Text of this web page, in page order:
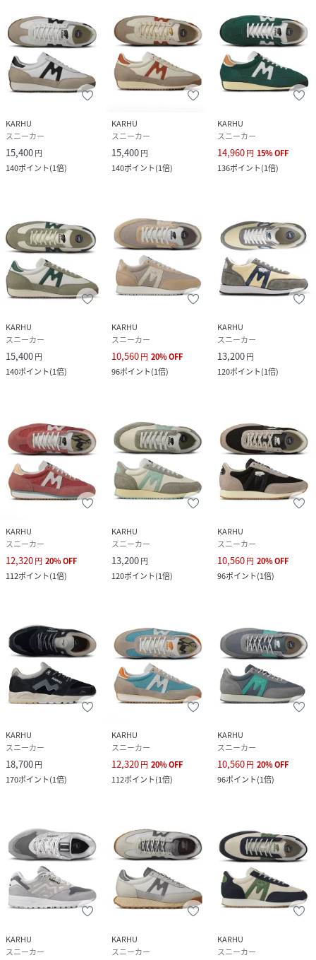
KARHU
スニーカー
15,400円
140ポイント(1倍)
KARHU
スニーカー
15,400円
140ポイント(1倍)
KARHU
スニーカー
14,960円 15%OFF
136ポイント(1倍)
KARHU
スニーカー
15,400円
140ポイント(1倍)
KARHU
スニーカー
10,560円 20%OFF
96ポイント(1倍)
KARHU
スニーカー
13,200円
120ポイント(1倍)
KARHU
スニーカー
12,320円 20%OFF
112ポイント(1倍)
KARHU
スニーカー
13,200円
120ポイント(1倍)
KARHU
スニーカー
10,560円 20%OFF
96ポイント(1倍)
KARHU
スニーカー
18,700円
170ポイント(1倍)
KARHU
スニーカー
12,320円 20%OFF
112ポイント(1倍)
KARHU
スニーカー
10,560円 20%OFF
96ポイント(1倍)
KARHU
スニーカー
KARHU
スニーカー
KARHU
スニーカー